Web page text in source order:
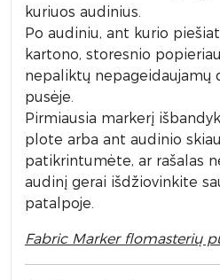
kuriuos audinius.
Po audiniu, ant kurio
kartono, storesnio
nepaliktų nepageidaujamų
pusėje.
Pirmiausia markerį
plote arba ant audinio
patikrintumėte, ar rašalas
audinį gerai išdžiovinkite
patalpoje.
Fabric Marker flomasterių